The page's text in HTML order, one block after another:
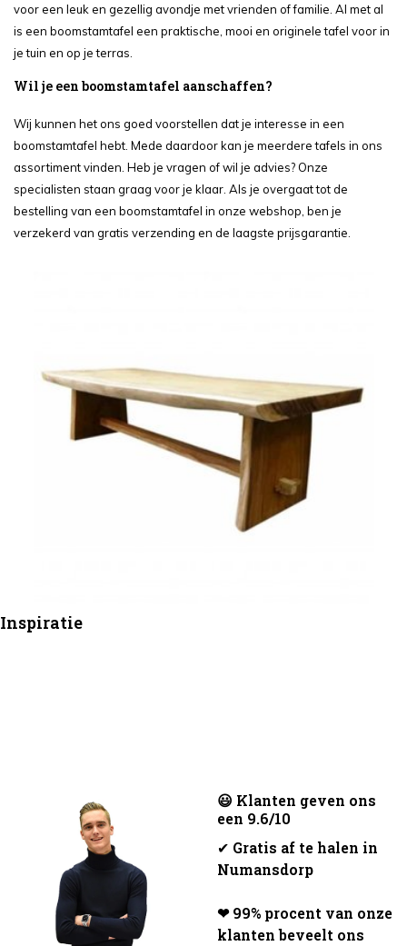
voor een leuk en gezellig avondje met vrienden of familie. Al met al
is een boomstamtafel een praktische, mooi en originele tafel voor in
je tuin en op je terras.
Wil je een boomstamtafel aanschaffen?
Wij kunnen het ons goed voorstellen dat je interesse in een
boomstamtafel hebt. Mede daardoor kan je meerdere tafels in ons
assortiment vinden. Heb je vragen of wil je advies? Onze
specialisten staan graag voor je klaar. Als je overgaat tot de
bestelling van een boomstamtafel in onze webshop, ben je
verzekerd van gratis verzending en de laagste prijsgarantie.
Inspiratie
😃 Klanten geven ons
een 9.6/10
✔ Gratis af te halen in
Numansdorp
❤ 99% procent van onze
klanten beveelt ons